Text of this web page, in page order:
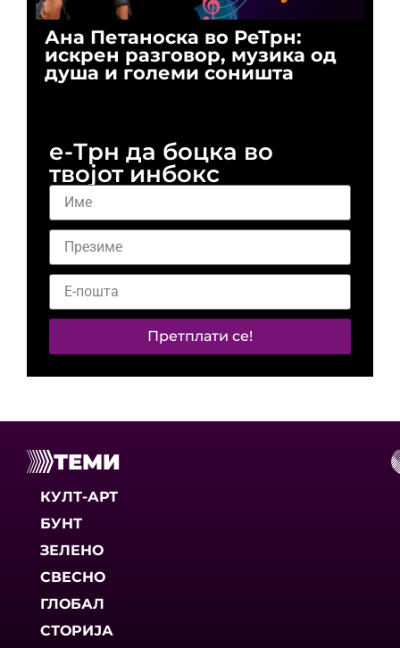
Ана Петаноска во РеТрн:
искрен разговор, музика од
душа и големи соништа
е-Трн да боцка во
твојот инбокс
Претплати се!
ТЕМИ
КУЛТ-АРТ
БУНТ
ЗЕЛЕНО
СВЕСНО
ГЛОБАЛ
СТОРИЈА